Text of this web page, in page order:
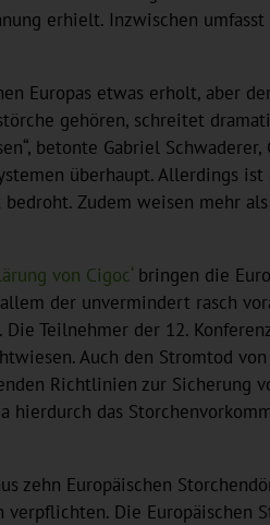
erhielt. Inzwischen umfasst
Europas etwas erholt, aber
gehören, schreitet
betonte Gabriel
überhaupt. Allerdings
Zudem weisen mehr
von Cigoc‘bringen die
der unvermindert rasch
Teilnehmer der 12.
Auch den Stromtod
Richtlinien zur Sicherung
hierdurch das
zehn Europäischen
Die